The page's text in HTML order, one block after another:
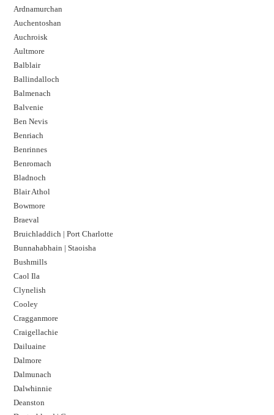
Ardnamurchan
Auchentoshan
Auchroisk
Aultmore
Balblair
Ballindalloch
Balmenach
Balvenie
Ben Nevis
Benriach
Benrinnes
Benromach
Bladnoch
Blair Athol
Bowmore
Braeval
Bruichladdich | Port Charlotte
Bunnahabhain | Staoisha
Bushmills
Caol Ila
Clynelish
Cooley
Cragganmore
Craigellachie
Dailuaine
Dalmore​
Dalmunach
Dalwhinnie
Deanston